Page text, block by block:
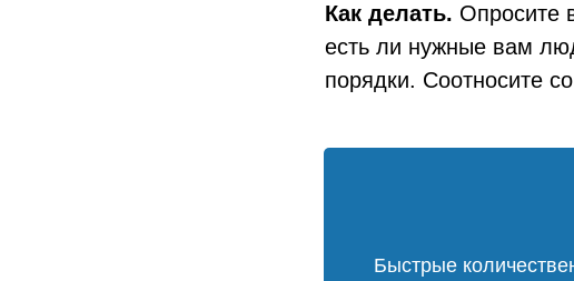
Как делать. Опросите
есть ли нужные вам
порядки. Соотносите
Быстрые